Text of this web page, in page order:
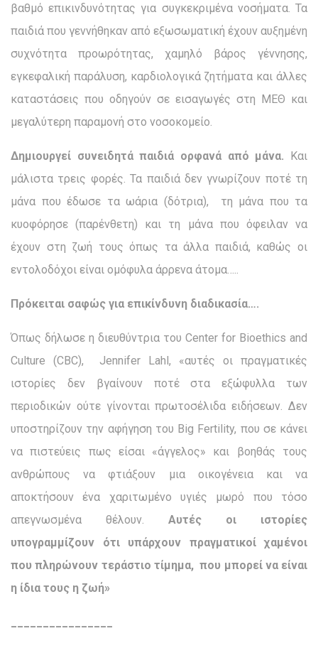
βαθμό επικινδυνότητας για συγκεκριμένα νοσήματα. Τα
παιδιά που γεννήθηκαν από εξωσωματική έχουν αυξημένη
συχνότητα προωρότητας, χαμηλό βάρος γέννησης,
εγκεφαλική παράλυση, καρδιολογικά ζητήματα και άλλες
καταστάσεις που οδηγούν σε εισαγωγές στη ΜΕΘ και
μεγαλύτερη παραμονή στο νοσοκομείο.
Δημιουργεί συνειδητά παιδιά ορφανά από μάνα. Και
μάλιστα τρεις φορές. Τα παιδιά δεν γνωρίζουν ποτέ τη
μάνα που έδωσε τα ωάρια (δότρια), τη μάνα που τα
κυοφόρησε (παρένθετη) και τη μάνα που όφειλαν να
έχουν στη ζωή τους όπως τα άλλα παιδιά, καθώς οι
εντολοδόχοι είναι ομόφυλα άρρενα άτομα…..
Πρόκειται σαφώς για επικίνδυνη διαδικασία….
Όπως δήλωσε η διευθύντρια του Center for Bioethics and
Culture (CBC), Jennifer Lahl, «αυτές οι πραγματικές
ιστορίες δεν βγαίνουν ποτέ στα εξώφυλλα των
περιοδικών ούτε γίνονται πρωτοσέλιδα ειδήσεων. Δεν
υποστηρίζουν την αφήγηση του Big Fertility, που σε κάνει
να πιστεύεις πως είσαι «άγγελος» και βοηθάς τους
ανθρώπους να φτιάξουν μια οικογένεια και να
αποκτήσουν ένα χαριτωμένο υγιές μωρό που τόσο
απεγνωσμένα θέλουν. Αυτές οι ιστορίες
υπογραμμίζουν ότι υπάρχουν πραγματικοί χαμένοι
που πληρώνουν τεράστιο τίμημα, που μπορεί να είναι
η ίδια τους η ζωή»